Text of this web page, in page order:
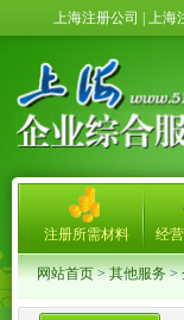
上海注册公司 | 上
注册所需材料 经
网站首页>其他服务>